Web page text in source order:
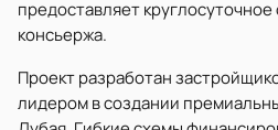
предоставляет
консьержа.
Проект разработан
лидером в создании